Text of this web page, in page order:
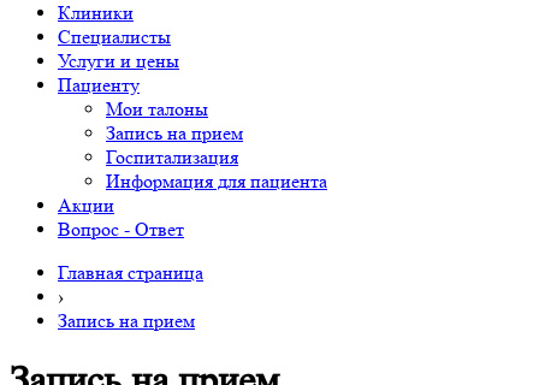
Клиники
Специалисты
Услуги и цены
Пациенту
Мои талоны
Запись на прием
Госпитализация
Информация для пациента
Акции
Вопрос - Ответ
Главная страница
›
Запись на прием